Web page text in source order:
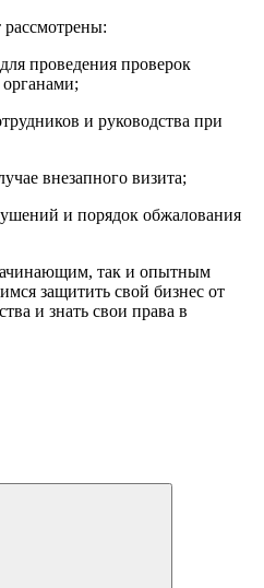
рассмотрены:
проведения проверок
и руководства при
внезапного визита;
и порядок обжалования
так и опытным
защитить свой бизнес от
и знать свои права в